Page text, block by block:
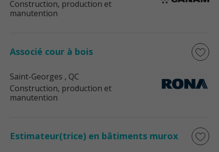
Construction, production et
manutention
Associé cour à bois
Saint-Georges , QC
Construction, production et
manutention
Estimateur(trice) en bâtiments murox